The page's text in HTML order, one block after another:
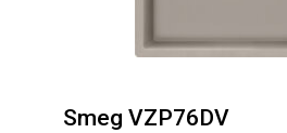
Smeg VZP76DV